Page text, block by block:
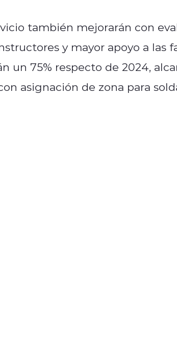
también mejorarán con
y mayor apoyo a las
un 75% respecto de 2024,
asignación de zona para